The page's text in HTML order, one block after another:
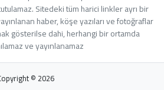
Sitedeki tüm harici linkler ayrı bir
haber, köşe yazıları ve fotoğraflar
gösterilse dahi, herhangi bir ortamda
ve yayınlanamaz
© 2026